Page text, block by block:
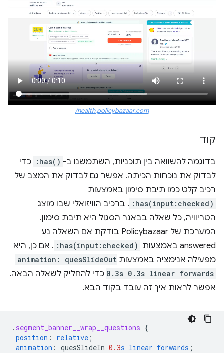
health.policybazaar.com/
קוד
בדוגמה להשוואה בין תוכניות, השתמשנו ב- :has() כדי
לבדוק את נוכחות הכיתה. אפשר גם לבדוק את המצב של
רכיב קלט כמו תיבת סימון באמצעות
:has(input:checked) . ברכיב הוויזואלי שבו מוצג
הטריוויה, כל שאלה בבאנר הסגול היא תיבת סימון.
המערכת של Policybazaar בודקת אם השאלה נע
answered באמצעות
:has(input:checked) . אם כן, היא
מפעילה אנימציה באמצעות animation: quesSlideOut
0.3s 0.3s linear forwards כדי להחליק לשאלה הבאה.
אפשר לראות איך זה עובד בקוד הבא.
. segment_banner__wrap__questions {
position : relative ;
animation : quesSlideIn 0.3s linear forwards ;